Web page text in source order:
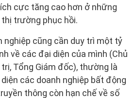
cực tăng cao hơn ở những
trường phục hồi.
nghiệp cũng cần duy trì một tỷ
về các đại diện của mình (Chủ
Tổng Giám đốc), thường là
diện các doanh nghiệp bất động
thông còn hạn chế về số